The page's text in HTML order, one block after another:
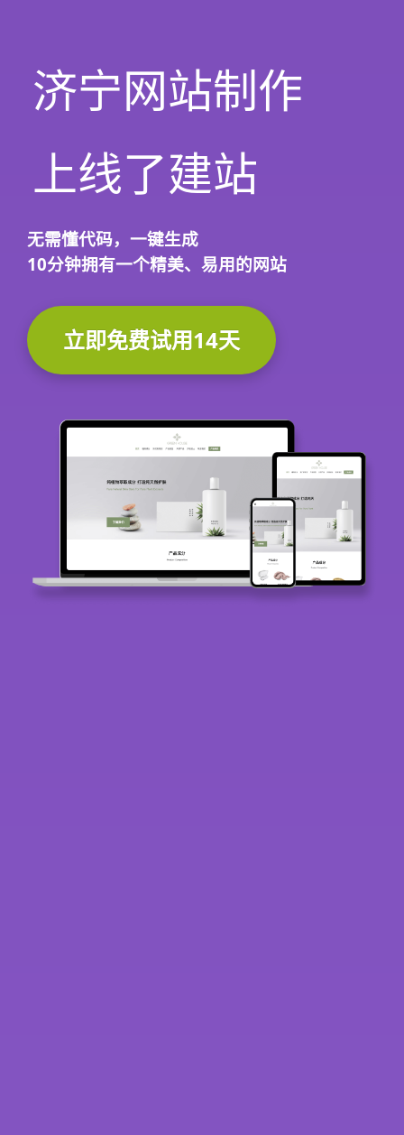
济宁网站制作
上线了建站
无需懂代码， 一键生成
10分钟拥有一个精美、易用的网站
立即免费试用14天